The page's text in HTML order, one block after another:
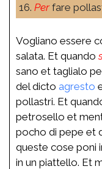
16. Perfare
Vogliano essere
salata. Et quando
sano et taglialo
del dicto agresto
pollastri. Et
petrosello et
pocho di pepe et
queste cose poni
in un piattello. Et